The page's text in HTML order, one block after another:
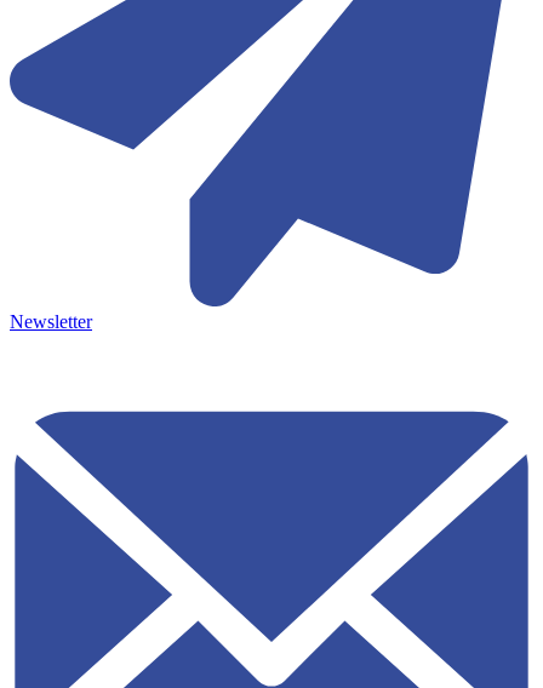
Newsletter